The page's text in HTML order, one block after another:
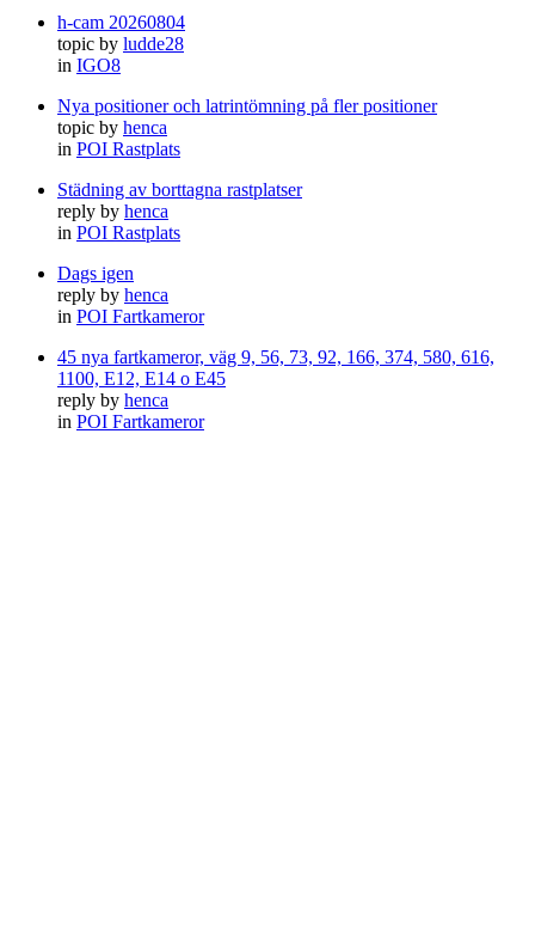
h-cam 20260804
topic by ludde28
in IGO8
Nya positioner och latrintömning på fler positioner
topic by henca
in POI Rastplats
Städning av borttagna rastplatser
reply by henca
in POI Rastplats
Dags igen
reply by henca
in POI Fartkameror
45 nya fartkameror, väg 9, 56, 73, 92, 166, 374, 580, 616,
1100, E12, E14 o E45
reply by henca
in POI Fartkameror